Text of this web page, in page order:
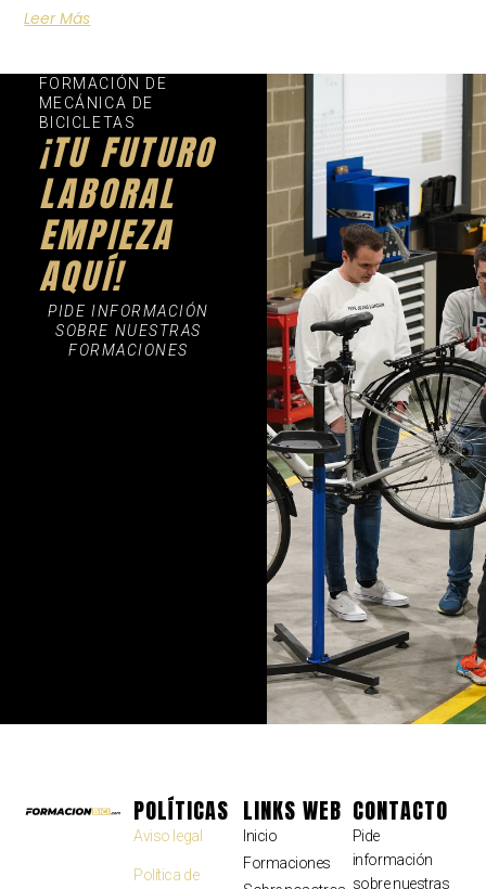
Leer Más
FORMACIÓN DE
MECÁNICA DE
BICICLETAS
¡TU FUTURO
LABORAL
EMPIEZA
AQUÍ!
PIDE INFORMACIÓN
SOBRE NUESTRAS
FORMACIONES
POLÍTICAS
Aviso legal
Política de
LINKS WEB
Inicio
Formaciones
CONTACTO
Pide
información
sobre nuestras